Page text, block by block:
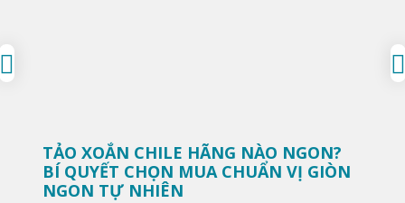
TẢO XOẮN CHILE HÃNG NÀO NGON?
BÍ QUYẾT CHỌN MUA CHUẨN VỊ GIÒN
NGON TỰ NHIÊN